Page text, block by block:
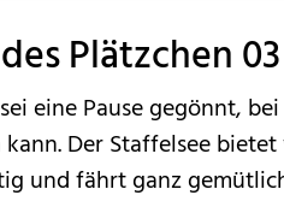
Plätzchen 03
eine Pause gegönnt,
Der Staffelsee
und fährt ganz